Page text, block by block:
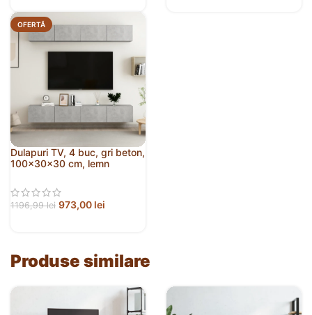
OFERTĂ
Dulapuri TV, 4 buc, gri beton,
100x30x30 cm, lemn
1196,99lei 973,00 lei
Produse similare